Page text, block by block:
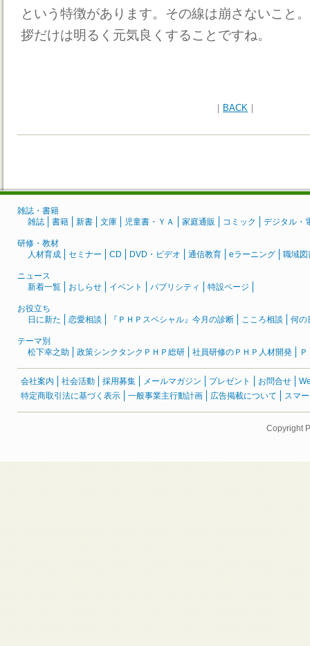
という特徴があります。その線は崩さないこと
拶だけは明るく元気良くすることですね。
｜ BACK ｜
雑誌・書籍
雑誌
書籍 新書 文庫 児童書・ＹＡ 家庭通販 コミック デジタル・
研修・教材
人材育成
セミナー CD DVD・ビデオ 通信教育 eラーニング 職域図
ニュース
新着一覧
おしらせ イベント パブリシティ 特設ページ
お役立ち
日に新た
恋愛相談 『ＰＨＰスペシャル』今月の診断 こころ相談 何の
テーマ別
松下幸之助
政策シンクタンクＰＨＰ総研 社員研修のＰＨＰ人材開発
会社案内 社会活動 採用募集 メールマガジン プレゼント お問合せ
特定商取引法に基づく表示
一般事業主行動計画 広告掲載について スマ
Copyright